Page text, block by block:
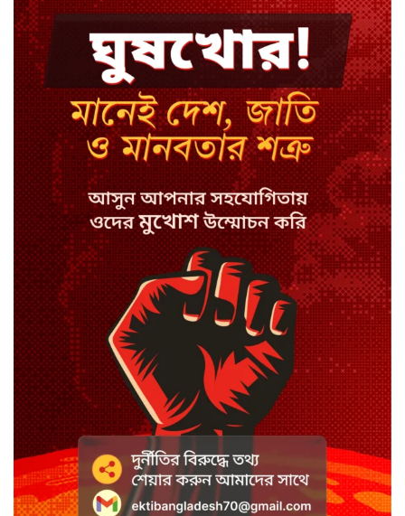
কেন লিভারপুল ছেড়ে তুরস্কের ক্লাবে
সালাহ
কপিল শর্মার অডিশনে বাদ পড়ার সেই
গল্প
যুক্তরাজ্যে সামাজিকমাধ্যমের কারফিউ
মানছে না কিশোররা
কটাক্ষ আর বিদ্রূপে জমে উঠেছে
ভ্যান্সের রাজনীতি
সৌদি আরবে হুতি হামলায় শিশুসহ
আহত ১১